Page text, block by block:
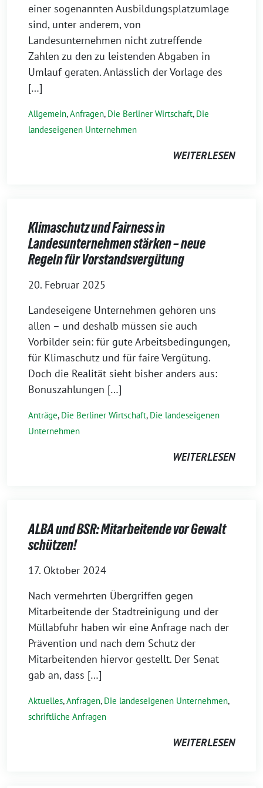
einer sogenannten Ausbildungsplatzumlage
sind, unter anderem, von
Landesunternehmen nicht zutreffende
Zahlen zu den zu leistenden Abgaben in
Umlauf geraten. Anlässlich der Vorlage des
[…]
Allgemein,Anfragen, Die Berliner Wirtschaft, Die
landeseigenen Unternehmen
WEITERLESEN
Klimaschutz und Fairness in
Landesunternehmen stärken – neue
Regeln für Vorstandsvergütung
20. Februar 2025
Landeseigene Unternehmen gehören uns
allen – und deshalb müssen sie auch
Vorbilder sein: für gute Arbeitsbedingungen,
für Klimaschutz und für faire Vergütung.
Doch die Realität sieht bisher anders aus:
Bonuszahlungen […]
Anträge, Die Berliner Wirtschaft, Die landeseigenen
Unternehmen
WEITERLESEN
ALBA und BSR: Mitarbeitende vor Gewalt
schützen!
17. Oktober 2024
Nach vermehrten Übergriffen gegen
Mitarbeitende der Stadtreinigung und der
Müllabfuhr haben wir eine Anfrage nach der
Prävention und nach dem Schutz der
Mitarbeitenden hiervor gestellt. Der Senat
gab an, dass […]
Aktuelles,Anfragen, Die landeseigenen Unternehmen,
schriftliche Anfragen
WEITERLESEN